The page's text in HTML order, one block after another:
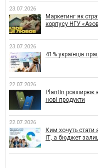
23.07.2026
Маркетинг як
корпусу НГУ
23.07.2026
41% українців
22.07.2026
PlantIn розширює
нові продукти
22.07.2026
Ким хочуть стати
ІТ, а бюджет